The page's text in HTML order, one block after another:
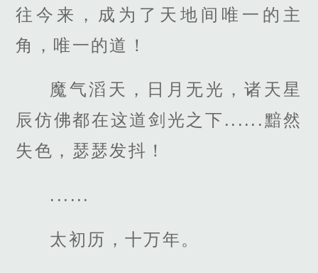
往今来，成为了天地间唯一的主
角，唯一的道！
魔气滔天，日月无光，诸天星
辰仿佛都在这道剑光之下......黯然
失色，瑟瑟发抖！
......
太初历，十万年。